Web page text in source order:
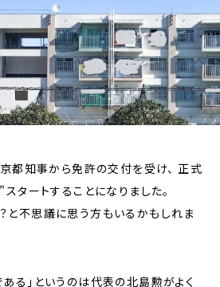
都知事から免許の交付を受け、 正式
タートすることになりました。
と不思議に思う方もいるかもしれま
る」というのは代表の北島勲がよく